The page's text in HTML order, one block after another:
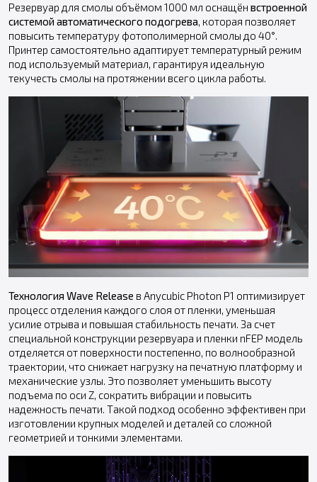
Резервуар для смолы объёмом 1000 мл оснащён встроенной
системой автоматического подогрева, которая позволяет
повысить температуру фотополимерной смолы до 40°.
Принтер самостоятельно адаптирует температурный режим
под используемый материал, гарантируя идеальную
текучесть смолы на протяжении всего цикла работы.
Технология Wave Release в Anycubic Photon P1 оптимизирует
процесс отделения каждого слоя от пленки, уменьшая
усилие отрыва и повышая стабильность печати. За счет
специальной конструкции резервуара и пленки nFEP модель
отделяется от поверхности постепенно, по волнообразной
траектории, что снижает нагрузку на печатную платформу и
механические узлы. Это позволяет уменьшить высоту
подъема по оси Z, сократить вибрации и повысить
надежность печати. Такой подход особенно эффективен при
изготовлении крупных моделей и деталей со сложной
геометрией и тонкими элементами.